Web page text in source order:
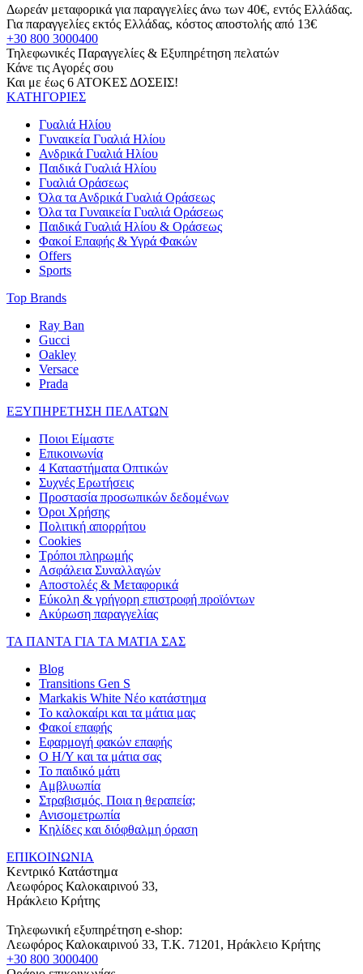
Δωρεάν μεταφορικά για παραγγελίες άνω των 40€, εντός Ελλάδας.
Για παραγγελίες εκτός Ελλάδας, κόστος αποστολής από 13€
+30 800 3000400
Τηλεφωνικές Παραγγελίες & Εξυπηρέτηση πελατών
Κάνε τις Αγορές σου
Και με έως 6 ΑΤΟΚΕΣ ΔΟΣΕΙΣ!
ΚΑΤΗΓΟΡΙΕΣ
Γυαλιά Ηλίου
Γυναικεία Γυαλιά Ηλίου
Ανδρικά Γυαλιά Ηλίου
Παιδικά Γυαλιά Ηλίου
Γυαλιά Οράσεως
Όλα τα Ανδρικά Γυαλιά Οράσεως
Όλα τα Γυναικεία Γυαλιά Οράσεως
Παιδικά Γυαλιά Ηλίου & Οράσεως
Φακοί Επαφής & Υγρά Φακών
Offers
Sports
Top Brands
Ray Ban
Gucci
Oakley
Versace
Prada
ΕΞΥΠΗΡΕΤΗΣΗ ΠΕΛΑΤΩΝ
Ποιοι Είμαστε
Επικοινωνία
4 Καταστήματα Οπτικών
Συχνές Ερωτήσεις
Προστασία προσωπικών δεδομένων
Όροι Χρήσης
Πολιτική απορρήτου
Cookies
Τρόποι πληρωμής
Ασφάλεια Συναλλαγών
Αποστολές & Μεταφορικά
Εύκολη & γρήγορη επιστροφή προϊόντων
Ακύρωση παραγγελίας
ΤΑ ΠΑΝΤΑ ΓΙΑ ΤΑ ΜΑΤΙΑ ΣΑΣ
Blog
Transitions Gen S
Markakis White Νέο κατάστημα
Το καλοκαίρι και τα μάτια μας
Φακοί επαφής
Εφαρμογή φακών επαφής
Ο Η/Υ και τα μάτια σας
Το παιδικό μάτι
Αμβλυωπία
Στραβισμός. Ποια η θεραπεία;
Ανισομετρωπία
Κηλίδες και διόφθαλμη όραση
ΕΠΙΚΟΙΝΩΝΙΑ
Κεντρικό Κατάστημα
Λεωφόρος Καλοκαιρινού 33,
Ηράκλειο Κρήτης
Τηλεφωνική εξυπηρέτηση e-shop:
Λεωφόρος Καλοκαιρινού 33, T.K. 71201, Ηράκλειο Κρήτης
+30 800 3000400